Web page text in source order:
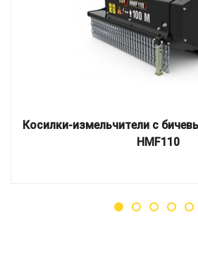
Косилки-измельчители с
HMF110